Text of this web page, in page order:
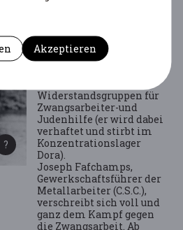
Nola, W.M.B.R. ).
Pater Emile Boufflette
Widerstandsgruppen für
Zwangsarbeiter-und
Judenhilfe (er wird dabei
verhaftet und stirbt im
Konzentrationslager
Dora).
Joseph Fafchamps,
Gewerkschaftsführer der
Metallarbeiter (C.S.C.),
verschreibt sich voll und
ganz dem Kampf gegen
die Zwangsarbeit. Ab
Akzeptieren